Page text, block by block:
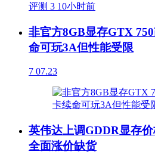
评测 3 10小时前
非官方8GB显存GTX
命可玩3A但性能受限
7 07.23
英伟达上调GDDR显存
全面涨价缺货